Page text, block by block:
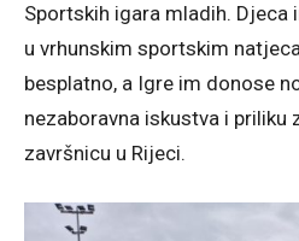
Sportskih igara mladih.
u vrhunskim sportskim
besplatno, a Igre im donose
nezaboravna iskustva i priliku
završnicu u Rijeci.